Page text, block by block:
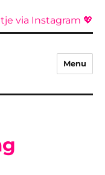
via Instagram 💖
Menu